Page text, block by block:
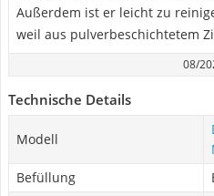
Außerdem ist er leicht zu
weil aus pulverbeschichtetem
08/
Technische Details
Modell
Befüllung